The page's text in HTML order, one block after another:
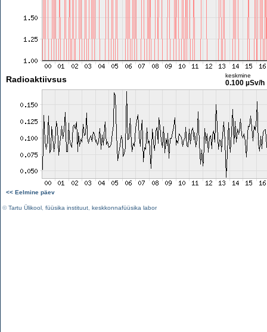
Radioaktiivsus keskmine
0.100 µSv/h
<< Eelmine päev
©Tartu Ülikool füüsika instituut keskkonnafüüsika labor